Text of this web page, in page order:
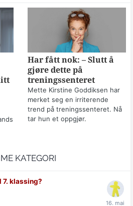
Har fått nok: – Slutt å
gjøre dette på
treningssenteret
Mette Kirstine Goddiksen har
merket seg en irriterende
trend på treningssenteret. Nå
tar hun et oppgjør.
KATEGORI
klassing?